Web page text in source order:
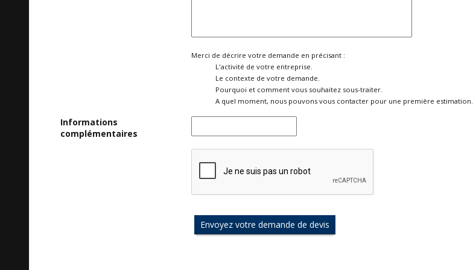
Merci de décrire votre demande en précisant :
L'activité de votre entreprise.
Le contexte de votre demande.
Pourquoi et comment vous souhaitez sous-traiter.
A quel moment, nous pouvons vous contacter pour une première estimation.
Informations
complémentaires